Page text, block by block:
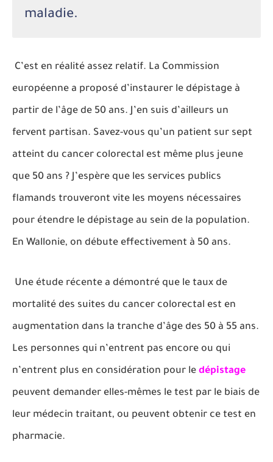
maladie.
C’est en réalité assez relatif. La Commission
européenne a proposé d’instaurer le dépistage à
partir de l’âge de 50 ans. J’en suis d’ailleurs un
fervent partisan. Savez-vous qu’un patient sur sept
atteint du cancer colorectal est même plus jeune
que 50 ans ? J’espère que les services publics
flamands trouveront vite les moyens nécessaires
pour étendre le dépistage au sein de la population.
En Wallonie, on débute effectivement à 50 ans.
Une étude récente a démontré que le taux de
mortalité des suites du cancer colorectal est en
augmentation dans la tranche d’âge des 50 à 55 ans.
Les personnes qui n’entrent pas encore ou qui
n’entrent plus en considération pour le dépistage
peuvent demander elles-mêmes le test par le biais de
leur médecin traitant, ou peuvent obtenir ce test en
pharmacie.